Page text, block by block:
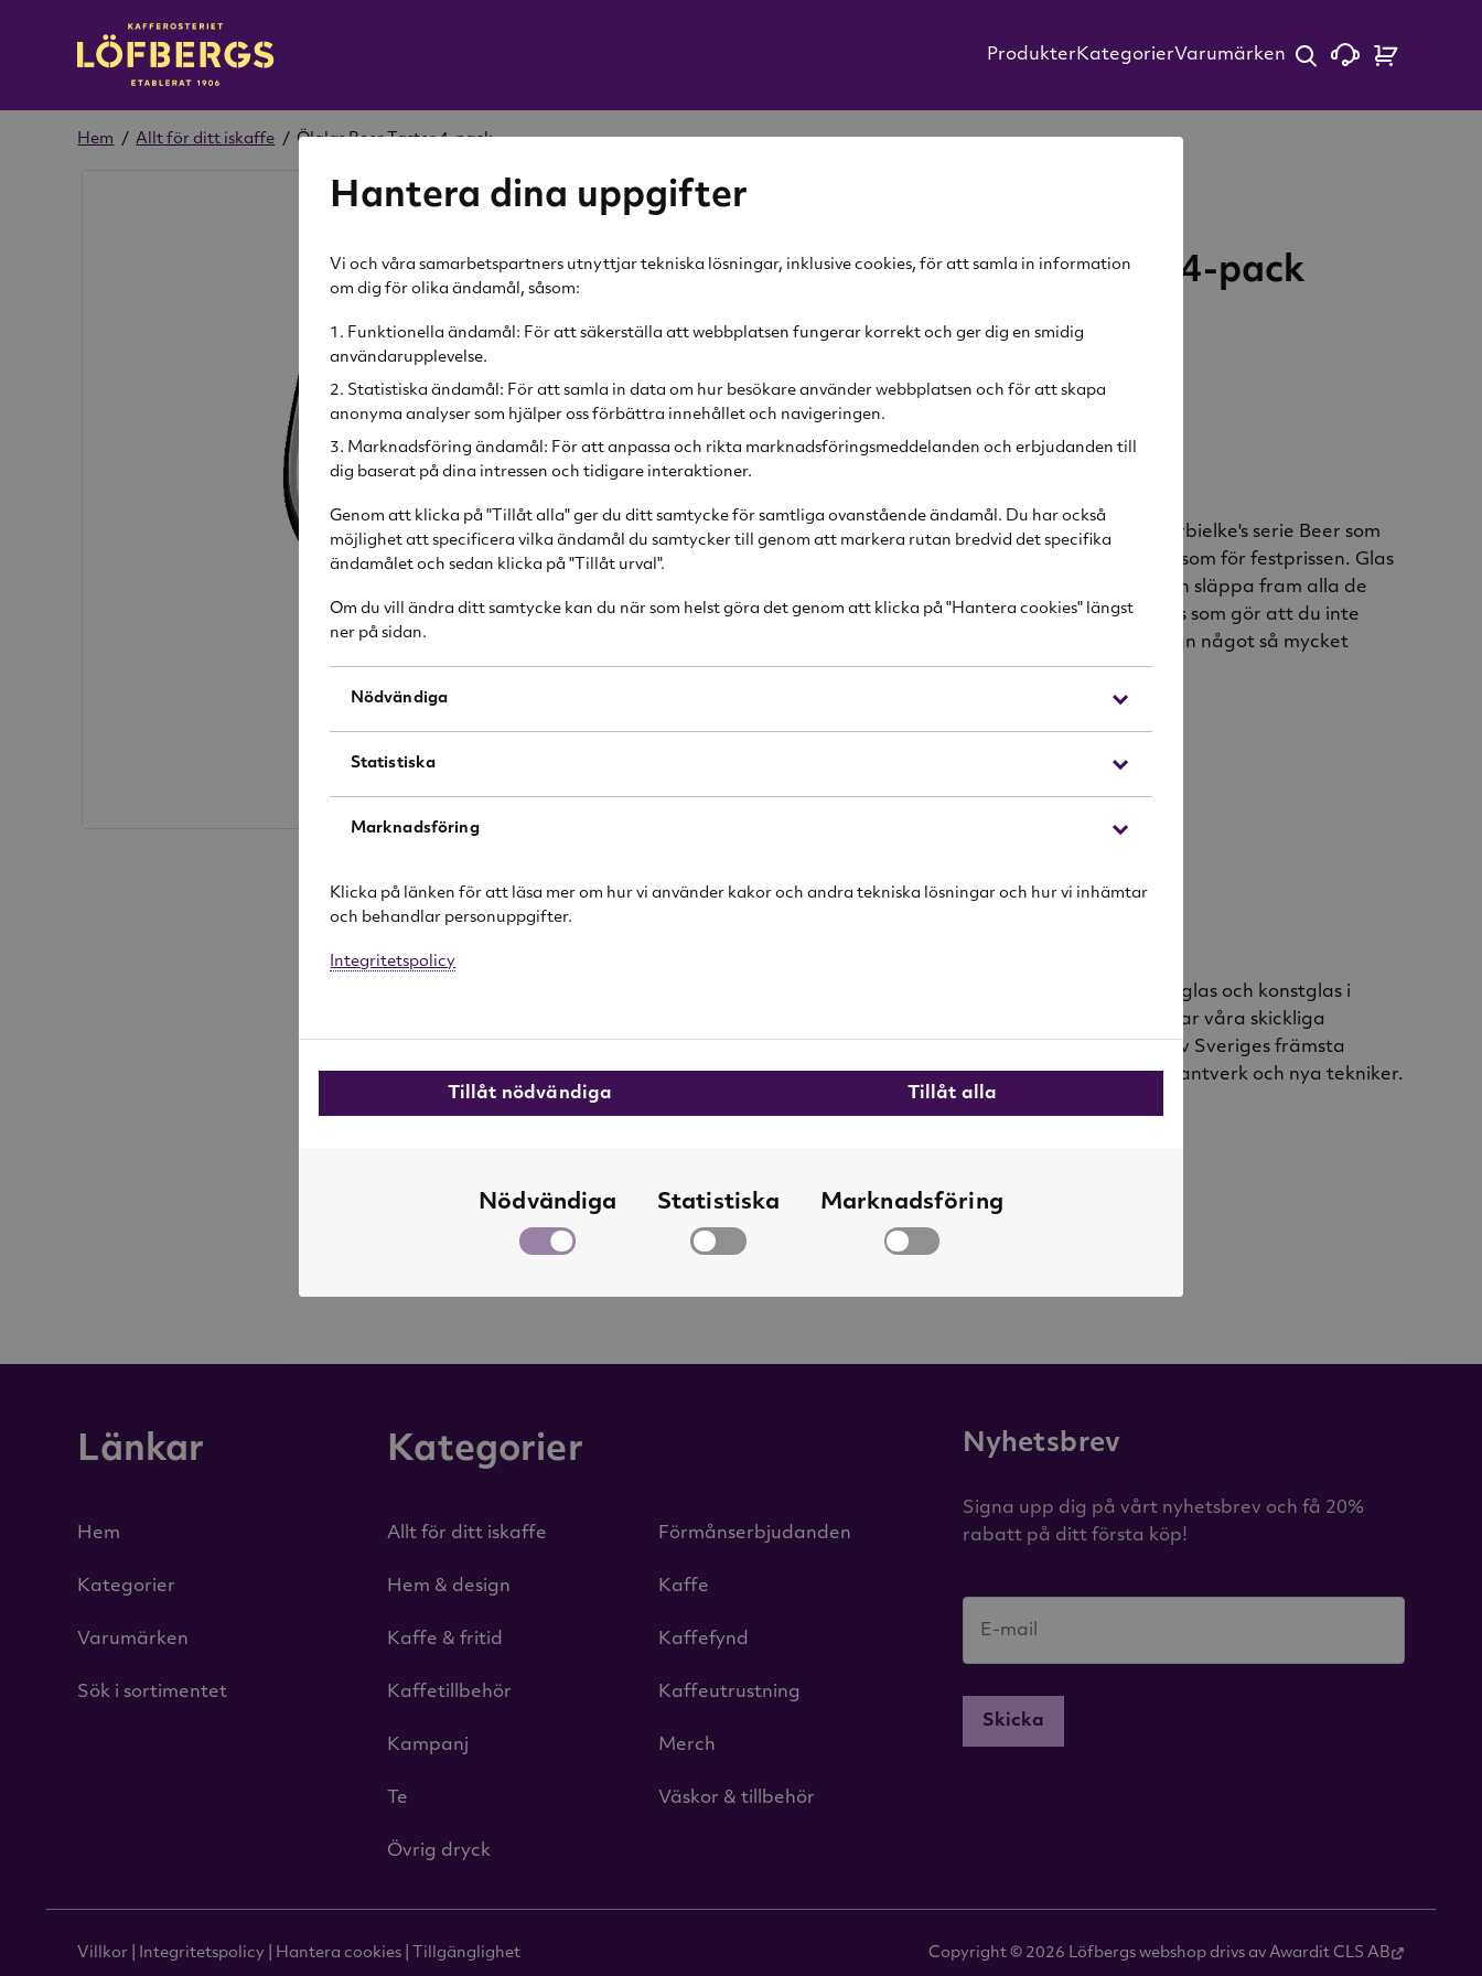
Hantera dina uppgifter
Vi och våra samarbetspartners utnyttjar tekniska lösningar, inklusive cookies, för att samla in information
om dig för olika ändamål, såsom:
Funktionella ändamål: För att säkerställa att webbplatsen fungerar korrekt och ger dig en smidig
användarupplevelse.
Statistiska ändamål: För att samla in data om hur besökare använder webbplatsen och för att skapa
anonyma analyser som hjälper oss förbättra innehållet och navigeringen.
Marknadsföring ändamål: För att anpassa och rikta marknadsföringsmeddelanden och erbjudanden till
dig baserat på dina intressen och tidigare interaktioner.
Genom att klicka på "Tillåt alla" ger du ditt samtycke för samtliga ovanstående ändamål. Du har också
möjlighet att specificera vilka ändamål du samtycker till genom att markera rutan bredvid det specifika
ändamålet och sedan klicka på "Tillåt urval".
Om du vill ändra ditt samtycke kan du när som helst göra det genom att klicka på "Hantera cookies" längst
ner på sidan.
Nödvändiga
Statistiska
Marknadsföring
Klicka på länken för att läsa mer om hur vi använder kakor och andra tekniska lösningar och hur vi inhämtar
och behandlar personuppgifter.
Integritetspolicy
Tillåt nödvändiga Tillåt alla
Nödvändiga Statistiska Marknadsföring
Produkter KategorierVarumärken
Hem / Allt för ditt iskaffe / Ölglas Beer Taster 4-pack
Ölglas Beer Taster 4-pack
Rek. pris 749 kr
Lägg i varukorg
Ölglaset Beer Taster tillhör Erika Lagerbielke's serie Beer som
består av ölglas för finsmakaren såväl som för festprissen. Glas
som låter ölet spela sin egen melodi och släppa fram alla de
fantastiska smaktoner det bär på. Glas som gör att du inte
längre nöjer dig med ”en stor stark” utan något så mycket
bättre.
Orrefors producerar sedan 1898 bruksglas och konstglas i
kristall. På glasbruket i Småland arbetar våra skickliga
hantverkare tillsammans med några av Sveriges främsta
formgivare med att utveckla design, hantverk och nya tekniker.
Se alla produkter från Orrefors
Länkar
Hem
Kategorier
Varumärken
Sök i sortimentet
Kategorier
Allt för ditt iskaffe Förmånserbjudanden
Hem & design Kaffe
Kaffe & fritid Kaffefynd
Kaffetillbehör Kaffeutrustning
Kampanj Merch
Te Väskor & tillbehör
Övrig dryck
Nyhetsbrev
Signa upp dig på vårt nyhetsbrev och få 20%
rabatt på ditt första köp!
E-mail
Skicka
Villkor Integritetspolicy Hantera cookies Tillgänglighet Copyright © 2026 Löfbergs webshop drivs av Awardit CLS AB